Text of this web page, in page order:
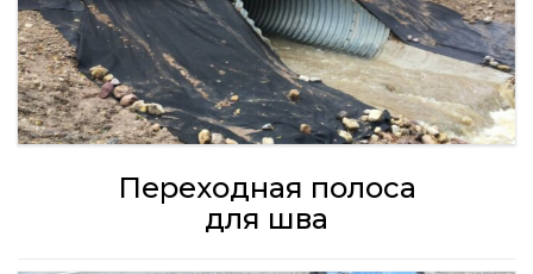
Переходная полоса
для шва